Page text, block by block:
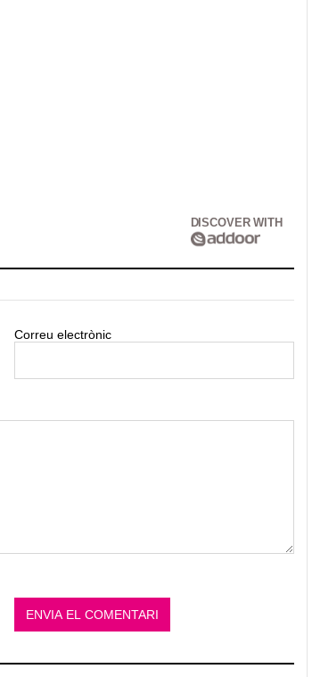
DISCOVER WITH
Correu electrònic